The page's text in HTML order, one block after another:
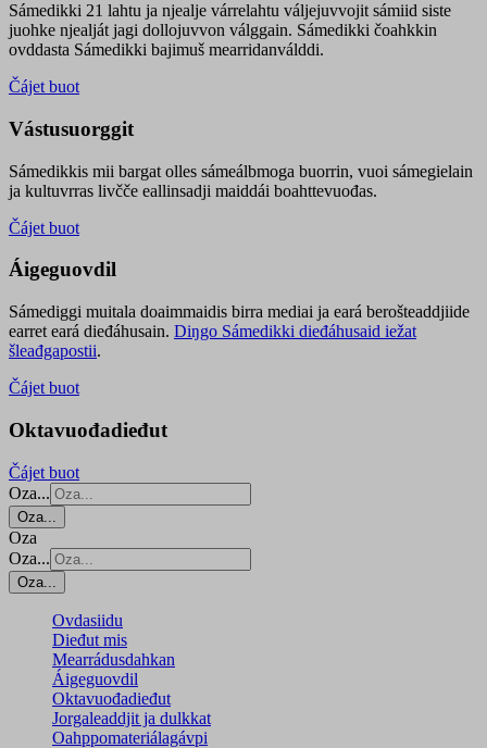
Sámedikki 21 lahtu ja njealje várrelahtu váljejuvvojit sámiid siste
juohke njealját jagi dollojuvvon válggain. Sámedikki čoahkkin
ovddasta Sámedikki bajimuš mearridanválddi.
Čájet buot
Vástusuorggit
Sámedikkis mii bargat olles sámeálbmoga buorrin, vuoi sámegielain
ja kultuvrras livčče eallinsadji maiddái boahttevuođas.
Čájet buot
Áigeguovdil
Sámediggi muitala doaimmaidis birra mediai ja eará berošteaddjiide
earret eará dieđáhusain. Diŋgo Sámedikki dieđáhusaid iežat
šleađgapostii.
Čájet buot
Oktavuođadieđut
Čájet buot
Oza...
Oza...
Oza
Oza...
Oza...
Ovdasiidu
Dieđut mis
Mearrádusdahkan
Áigeguovdil
Oktavuođadieđut
Jorgaleaddjit ja dulkkat
Oahppomateriálagávpi